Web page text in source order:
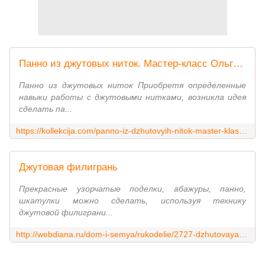
Панно из джутовых ниток. Мастер-класс Ольги Каштановой.
Панно из джутовых ниток Приобретя определенные
навыки работы с джутовыми нитками, возникла идея
сделать па...
Джутовая филигрань
Прекрасные узорчатые поделки, абажуры, панно,
шкатулки можно сделать, используя технику
джутовой филиграни...